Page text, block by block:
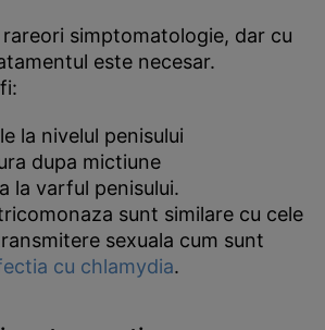
simptomatologie, dar cu
este necesar.
la nivelul penisului
dupa mictiune
la varful penisului.
sunt similare cu cele
sexuala cum sunt
cu chlamydia.